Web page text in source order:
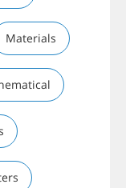
Materials